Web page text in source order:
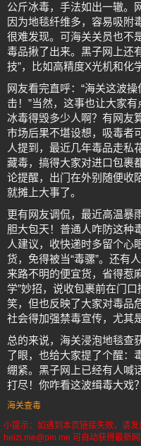
公斤冰毒，手法如出一辙。
因为地毯纤维多，容易吸附
很难发现。可海关关员也不
毒品揪了出来。黑子网上还
技”，比如高精度X光机和化
网友看完直呼：“海关这波
击！”当然，这事也让大家
冰毒得毁多少人啊？有网友
市场后果不堪设想，吸毒者
人提到，最近几年毒品走私
藏毒，搞得大家对进口包裹
论提醒，出门在外别随便收
就摊上大事了。
更有网友调侃，最近高温暴
胆大包天！普通人咋防这种
人建议，收快递时多留个心
货，免得被当“毒骡”。还有
来路不明的便宜货，省得惹
学”妙招，说收包裹前在门
笑，但也反映了大家对毒品
社会得加强禁毒宣传，尤其
总的来说，海关浸泡地毯查
了眼，也给大家提了个醒：
绷紧。黑子网上已经有人喊
打尽！你咋看这波缉毒大戏
海关查毒
小提示：如遇到本页链接失效，请发
heizi.me@pm.me 可自动获得最新